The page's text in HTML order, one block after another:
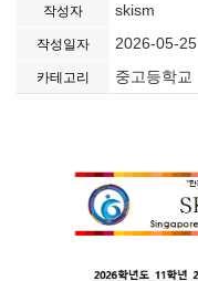
작성자 skism
작성일자 2026-05-25
카테고리 중고등학교